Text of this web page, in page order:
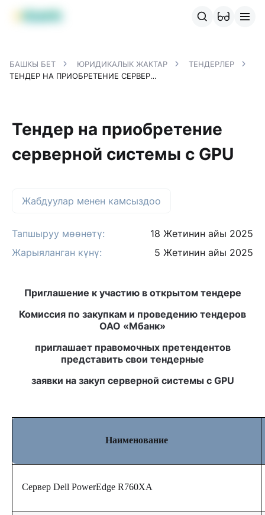
MBANK өнүмдөрү
БАШКЫ БЕТ ЮРИДИКАЛЫК ЖАКТАР
ТЕНДЕРЛЕР
ТЕНДЕР НА ПРИОБРЕТЕНИЕ СЕРВЕРНОЙ СИСТЕМЫ С GPU
Тендер на приобретение
серверной системы с GPU
Жабдуулар менен камсыздоо
Тапшыруу мөөнөтү:
18 Жетинин айы 2025
Жарыяланган күнү:
5 Жетинин айы 2025
Приглашение к участию в открытом тендере
Комиссия по закупкам и проведению тендеров
ОАО «Мбанк»
приглашает правомочных претендентов
представить свои тендерные
заявки на закуп серверной системы с GPU
Наименование
Сервер Dell PowerEdge R760XA